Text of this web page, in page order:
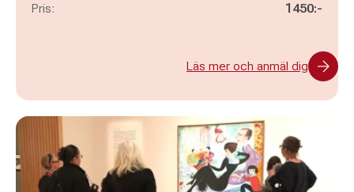
Pris: 1450:-
Läs mer och anmäl dig